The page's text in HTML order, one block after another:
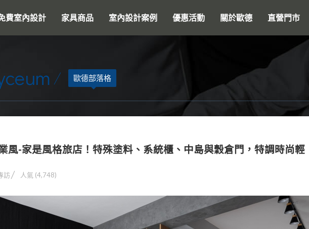
費室內設計 家具商品 室內設計案例 優惠活動 關於歐德 直營門市
搜尋
歐德部落格
風-家是風格旅店！特殊塗料、系統櫃、中島與穀倉門，特調時尚輕
訪 人氣 (4,748)